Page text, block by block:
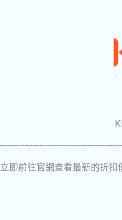
立即前往官網查看最新的折扣